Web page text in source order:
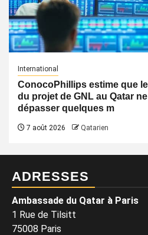
International
ConocoPhillips estime que
du projet de GNL au Qatar
dépasser quelques m
7 août 2026 Qatarien
ADRESSES
Ambassade du Qatar à Paris
1 Rue de Tilsitt
75008 Paris